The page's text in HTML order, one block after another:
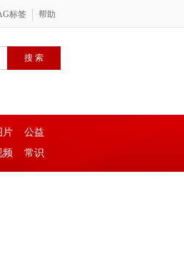
标签 帮助
片
公益
频
常识